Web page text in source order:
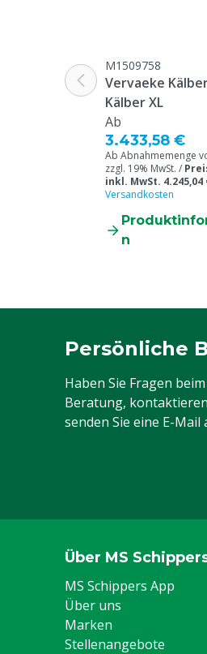
M1509758
Vervaeke
Kälber XL
Ab
3.433,58 €
Ab Abnahmemenge
zzgl. 19% MwSt. /
inkl. MwSt. 4.245,04
Versandkosten
n
Persönliche
Haben Sie Fragen
Beratung,
senden Sie eine E-Mail
Über MS
MS Schippers App
Über uns
Marken
Stellenangebote